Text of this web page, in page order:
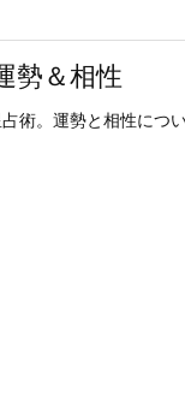
勢＆相性
術。運勢と相性につ